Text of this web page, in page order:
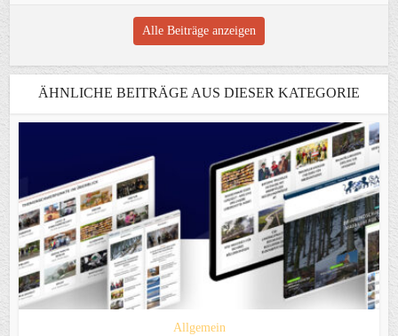
Alle Beiträge anzeigen
ÄHNLICHE BEITRÄGE AUS DIESER KATEGORIE
Allgemein